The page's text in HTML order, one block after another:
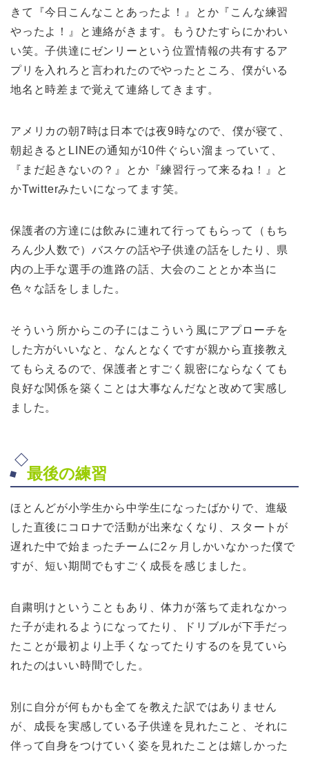
きて『今日こんなことあったよ！』とか『こんな練習
やったよ！』と連絡がきます。もうひたすらにかわい
い笑。子供達にゼンリーという位置情報の共有するア
プリを入れろと言われたのでやったところ、僕がいる
地名と時差まで覚えて連絡してきます。
アメリカの朝7時は日本では夜9時なので、僕が寝て、
朝起きるとLINEの通知が10件ぐらい溜まっていて、
『まだ起きないの？』とか『練習行って来るね！』と
かTwitterみたいになってます笑。
保護者の方達には飲みに連れて行ってもらって（もち
ろん少人数で）バスケの話や子供達の話をしたり、県
内の上手な選手の進路の話、大会のこととか本当に
色々な話をしました。
そういう所からこの子にはこういう風にアプローチを
した方がいいなと、なんとなくですが親から直接教え
てもらえるので、保護者とすごく親密にならなくても
良好な関係を築くことは大事なんだなと改めて実感し
ました。
最後の練習
ほとんどが小学生から中学生になったばかりで、進級
した直後にコロナで活動が出来なくなり、スタートが
遅れた中で始まったチームに2ヶ月しかいなかった僕で
すが、短い期間でもすごく成長を感じました。
自粛明けということもあり、体力が落ちて走れなかっ
た子が走れるようになってたり、ドリブルが下手だっ
たことが最初より上手くなってたりするのを見ていら
れたのはいい時間でした。
別に自分が何もかも全てを教えた訳ではありません
が、成長を実感している子供達を見れたこと、それに
伴って自身をつけていく姿を見れたことは嬉しかった